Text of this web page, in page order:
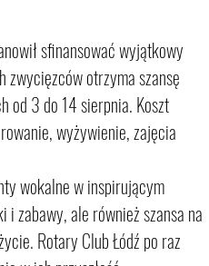
sfinansować wyjątkowy
zwycięzców otrzyma szansę
od 3 do 14 sierpnia. Koszt
wyżywienie, zajęcia
wokalne w inspirującym
zabawy, ale również szansa na
Rotary Club Łódź po raz